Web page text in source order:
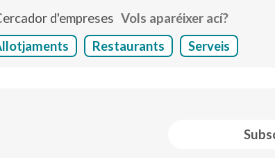
d'empreses Vols aparéixer ací?
Restaurants Serveis